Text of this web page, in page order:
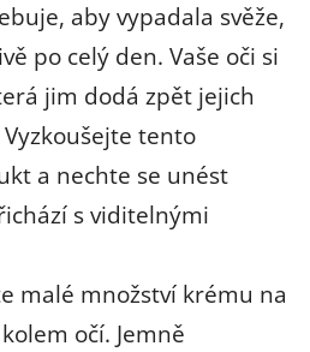
aby vypadala svěže,
po celý den. Vaše oči si
jim dodá zpět jejich
tento
a nechte se unést
s viditelnými
malé množství krému na
očí. Jemně